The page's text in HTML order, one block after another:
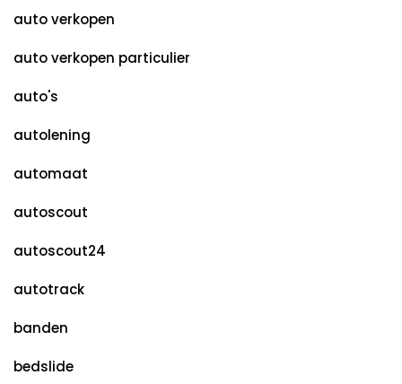
auto verkopen
auto verkopen particulier
auto's
autolening
automaat
autoscout
autoscout24
autotrack
banden
bedslide